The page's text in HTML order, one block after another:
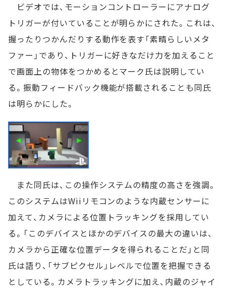
ビデオでは、モーションコントローラーにアナログ
トリガーが付いていることが明らかにされた。これは、
握ったりつかんだりする動作を表す「素晴らしいメタ
ファー」であり、トリガーに好きなだけ力を加えること
で画面上の物体をつかめるとマーク氏は説明してい
る。振動フィードバック機能が搭載されることも同氏
は明らかにした。
また同氏は、この操作システムの精度の高さを強調。
このシステムはWiiリモコンのような内蔵センサーに
加えて、カメラによる位置トラッキングを採用してい
る。「このデバイスとほかのデバイスの最大の違いは、
カメラから正確な位置データを得られることだ」と同
氏は語り、「サブピクセル」レベルで位置を把握できる
としている。カメラトラッキングに加え、内蔵のジャイ